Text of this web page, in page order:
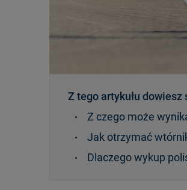
Z tego artykułu dowiesz
Z czego może
Jak otrzymać
Dlaczego wykup